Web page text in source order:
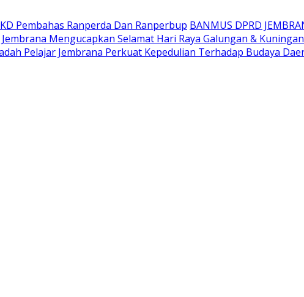
Pembahas Ranperda Dan Ranperbup BANMUS DPRD
Mengucapkan Selamat Hari Raya Galungan & Kuningan
Pelajar Jembrana Perkuat Kepedulian Terhadap Budaya